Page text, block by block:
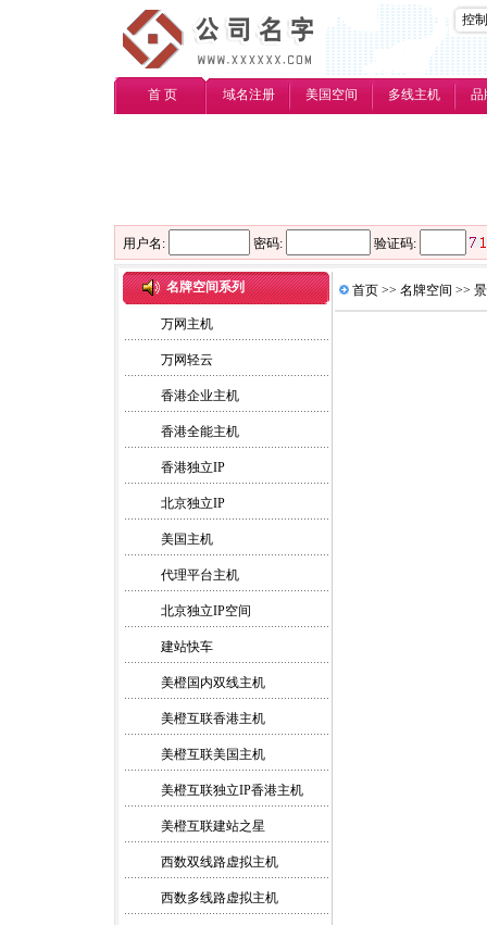
控
首 页 域名注册 美国空间 多线主机 品
用户名: 密码: 验证码:
名牌空间系列
万网主机
万网轻云
香港企业主机
香港全能主机
香港独立IP
北京独立IP
美国主机
代理平台主机
北京独立IP空间
建站快车
美橙国内双线主机
美橙互联香港主机
美橙互联美国主机
美橙互联独立IP香港主机
美橙互联建站之星
西数双线路虚拟主机
西数多线路虚拟主机
首页 >> 名牌空间 >>